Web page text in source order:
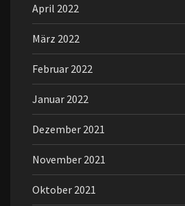
April 2022
März 2022
Februar 2022
Januar 2022
Dezember 2021
November 2021
Oktober 2021